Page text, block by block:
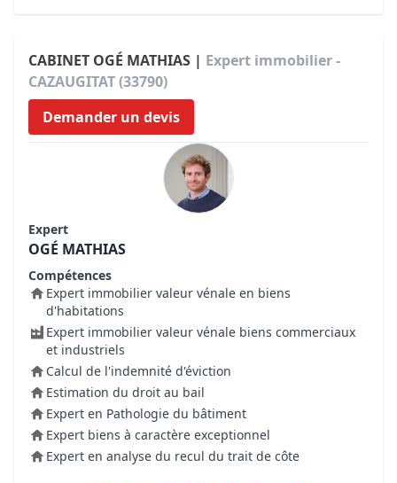
CABINET OGÉ MATHIAS | Expert immobilier -
CAZAUGITAT (33790)
Demander un devis
Expert
OGÉ MATHIAS
Compétences
Expert immobilier valeur vénale en biens
d'habitations
Expert immobilier valeur vénale biens commerciaux
et industriels
Calcul de l'indemnité d'éviction
Estimation du droit au bail
Expert en Pathologie du bâtiment
Expert biens à caractère exceptionnel
Expert en analyse du recul du trait de côte